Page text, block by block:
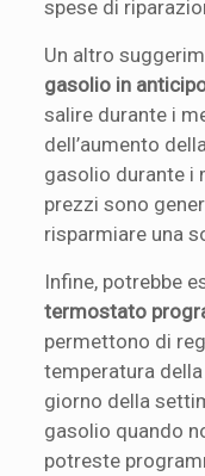
spese di
Un altro
gasolio in
salire durante i
dell’aumento
gasolio durante i
prezzi sono
risparmiare una
Infine, potrebbe
termostato
permettono di
temperatura della
giorno della
gasolio quando
potreste